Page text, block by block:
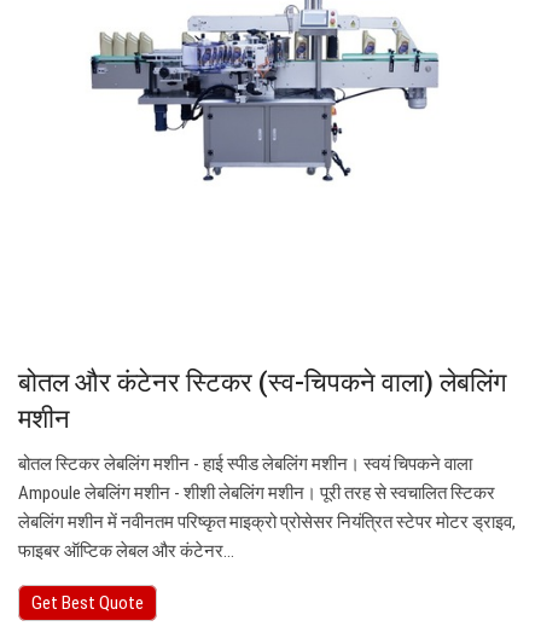
बोतल और कंटेनर स्टिकर (स्व-चिपकने वाला) लेबलिंग
मशीन
बोतल स्टिकर लेबलिंग मशीन - हाई स्पीड लेबलिंग मशीन। स्वयं चिपकने वाला
Ampoule लेबलिंग मशीन - शीशी लेबलिंग मशीन। पूरी तरह से स्वचालित स्टिकर
लेबलिंग मशीन में नवीनतम परिष्कृत माइक्रो प्रोसेसर नियंत्रित स्टेपर मोटर ड्राइव,
फाइबर ऑप्टिक लेबल और कंटेनर…
Get Best Quote